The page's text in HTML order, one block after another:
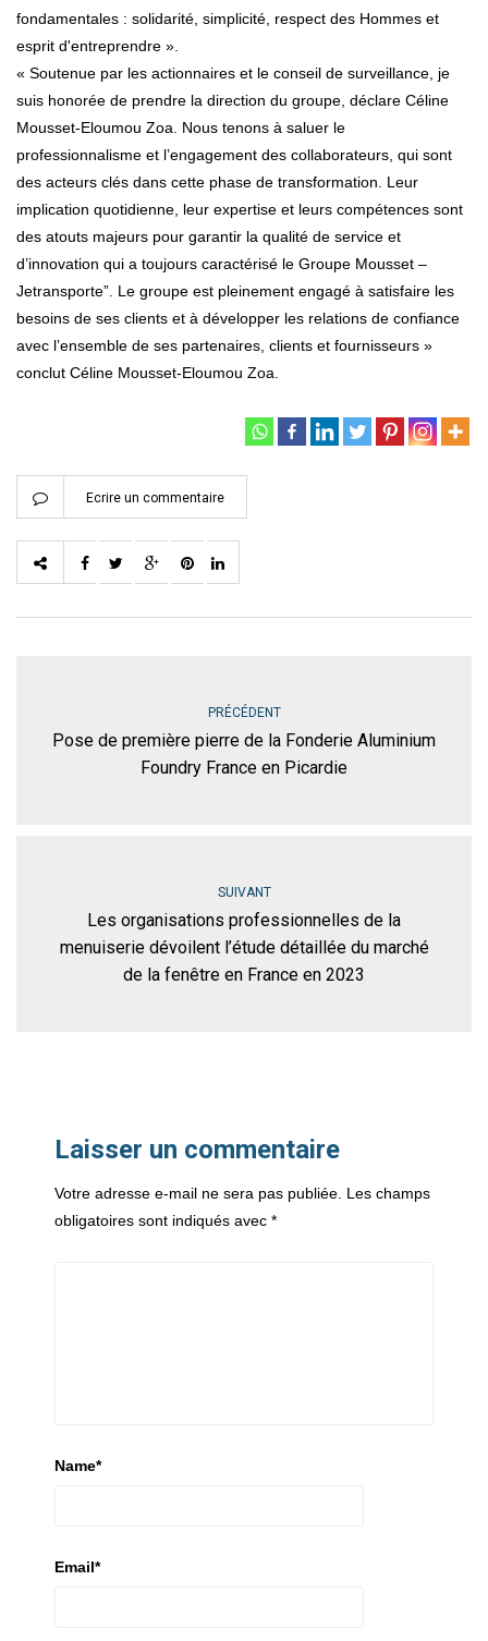
fondamentales : solidarité, simplicité, respect des Hommes et
esprit d'entreprendre ».
« Soutenue par les actionnaires et le conseil de surveillance, je
suis honorée de prendre la direction du groupe, déclare Céline
Mousset-Eloumou Zoa. Nous tenons à saluer le
professionnalisme et l’engagement des collaborateurs, qui sont
des acteurs clés dans cette phase de transformation. Leur
implication quotidienne, leur expertise et leurs compétences sont
des atouts majeurs pour garantir la qualité de service et
d’innovation qui a toujours caractérisé le Groupe Mousset –
Jetransporte”. Le groupe est pleinement engagé à satisfaire les
besoins de ses clients et à développer les relations de confiance
avec l’ensemble de ses partenaires, clients et fournisseurs »
conclut Céline Mousset-Eloumou Zoa.
Ecrire un commentaire
PRÉCÉDENT
Pose de première pierre de la Fonderie Aluminium
Foundry France en Picardie
SUIVANT
Les organisations professionnelles de la
menuiserie dévoilent l’étude détaillée du marché
de la fenêtre en France en 2023
Laisser un commentaire
Votre adresse e-mail ne sera pas publiée. Les champs
obligatoires sont indiqués avec *
Name*
Email*